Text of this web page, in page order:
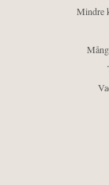
Mindre